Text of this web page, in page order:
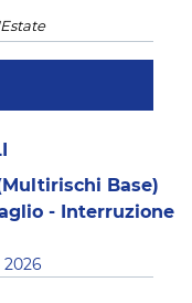
Base)
- Interruzione
2026